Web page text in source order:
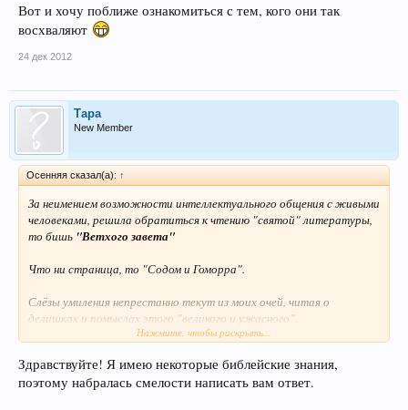
Вот и хочу поближе ознакомиться с тем, кого они так
восхваляют
24 дек 2012
Тара
New Member
Осенняя сказал(а): ↑
За неимением возможности интеллектуального общения с живыми
человеками, решила обратиться к чтению "святой" литературы,
то бишь "Ветхого завета"
Что ни страница, то "Содом и Гоморра".
Слёзы умиления непрестанно текут из моих очей, читая о
делишках и помыслах этого "великого и ужасного".
в книге Иисуса Навина(24.13) бог Израиля обращается к
Нажмите, чтобы раскрыть...
Здравствуйте! Я имею некоторые библейские знания,
поэтому набралась смелости написать вам ответ.